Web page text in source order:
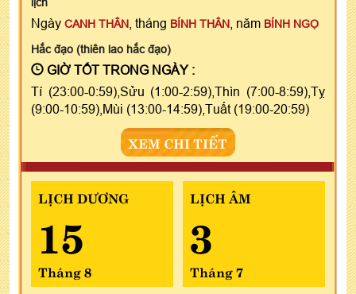
Ngày CANH THÂN , tháng BÍNH THÂN , năm BÍNH NGỌ
Hắc đạo (thiên lao hắc đạo)
GIỜ TỐT TRONG NGÀY :
Tí (23:00-0:59),Sửu (1:00-2:59),Thìn (7:00-8:59),Tỵ
(9:00-10:59),Mùi (13:00-14:59),Tuất (19:00-20:59)
XEM CHI TIẾT
LỊCH DƯƠNG
15
Tháng 8
LỊCH ÂM
3
Tháng 7